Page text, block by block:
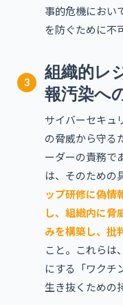
事的危機におい
を防ぐために不
3
組織的レ
報汚染へ
サイバーセキュ
の脅威から守る
ーダーの責務で
は、そのための
ップ研修に偽情
し、組織内に脅
みを構築し、批
こと。これらは
にする「ワクチ
生き抜くための